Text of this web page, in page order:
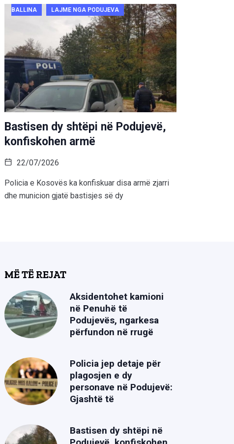
BALLINA LAJME NGA PODUJEVA
Bastisen dy shtëpi në Podujevë,
konfiskohen armë
22/07/2026
Policia e Kosovës ka konfiskuar disa armë zjarri
dhe municion gjatë bastisjes së dy
MË TË REJAT
Aksidentohet kamioni
në Penuhë të
Podujevës, ngarkesa
përfundon në rrugë
Policia jep detaje për
plagosjen e dy
personave në Podujevë:
Gjashtë të
Bastisen dy shtëpi në